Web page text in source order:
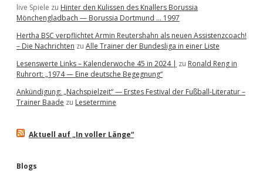
live Spiele zu Hinter den Kulissen des Knallers Borussia
Mönchengladbach — Borussia Dortmund … 1997
Hertha BSC verpflichtet Armin Reutershahn als neuen Assistenzcoach!
– Die Nachrichten zu Alle Trainer der Bundesliga in einer Liste
Lesenswerte Links – Kalenderwoche 45 in 2024 | zu Ronald Reng in
Ruhrort: „1974 — Eine deutsche Begegnung“
Ankündigung: „Nachspielzeit“ — Erstes Festival der Fußball-Literatur –
Trainer Baade zu Lesetermine
Aktuell auf „In voller Länge“
Blogs